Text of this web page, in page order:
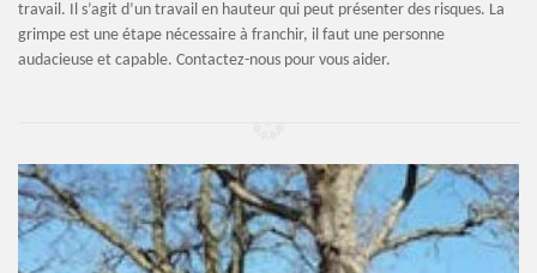
travail. Il s’agit d’un travail en hauteur qui peut présenter des risques. La
grimpe est une étape nécessaire à franchir, il faut une personne
audacieuse et capable. Contactez-nous pour vous aider.